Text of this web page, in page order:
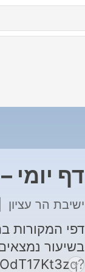
דף יומי
ישיבת הר עציון
דפי
בשיעור